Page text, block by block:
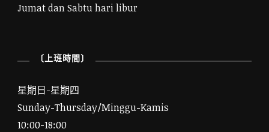
Jumat dan Sabtu hari libur
〔上班時間〕
星期日-星期四
Sunday-Thursday/Minggu-Kamis
10:00-18:00